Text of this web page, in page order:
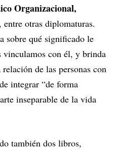
Organizacional,
, entre otras diplomaturas.
sobre qué significado le
vinculamos con él, y brinda
de las personas con
integrar “de forma
inseparable de la vida
también dos libros,